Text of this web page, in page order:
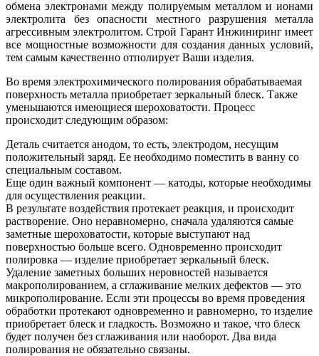
обмена электронами между полируемым металлом и ионами
электролита без опасности местного разрушения металла
агрессивным электролитом. Строй Гарант Инжиниринг имеет
все мощностные возможности для создания данных условий,
тем самым качественно отполирует Ваши изделия.
Во время электрохимического полирования обрабатываемая
поверхность металла приобретает зеркальный блеск. Также
уменьшаются имеющиеся шероховатости. Процесс
происходит следующим образом:
Деталь считается анодом, то есть, электродом, несущим
положительный заряд. Ее необходимо поместить в ванну со
специальным составом.
Еще один важный компонент — катоды, которые необходимы
для осуществления реакции.
В результате воздействия протекает реакция, и происходит
растворение. Оно неравномерно, сначала удаляются самые
заметные шероховатости, которые выступают над
поверхностью больше всего. Одновременно происходит
полировка — изделие приобретает зеркальный блеск.
Удаление заметных больших неровностей называется
макрополированием, а сглаживание мелких дефектов — это
микрополирование. Если эти процессы во время проведения
обработки протекают одновременно и равномерно, то изделие
приобретает блеск и гладкость. Возможно и такое, что блеск
будет получен без сглаживания или наоборот. Два вида
полирования не обязательно связаны.